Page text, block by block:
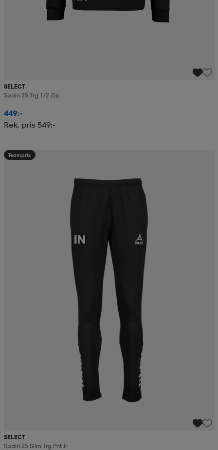
SELECT
Spain 25 Trg 1/2 Zip
449:-
Rek. pris 549:-
Teampris
SELECT
Spain 25 Slim Trg Pnt Jr